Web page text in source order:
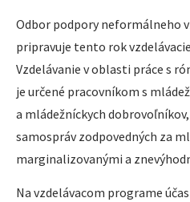
Odbor podpory neformálneho
pripravuje tento rok
Vzdelávanie v oblasti práce s
je určené pracovníkom s
a mládežníckych
samospráv zodpovedných za
marginalizovanými a
Na vzdelávacom programe